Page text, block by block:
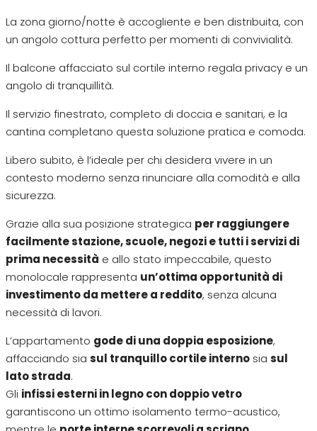
La zona giorno/notte è accogliente e ben distribuita, con
un angolo cottura perfetto per momenti di convivialità.
Il balcone affacciato sul cortile interno regala privacy e un
angolo di tranquillità.
Il servizio finestrato, completo di doccia e sanitari, e la
cantina completano questa soluzione pratica e comoda.
Libero subito, è l’ideale per chi desidera vivere in un
contesto moderno senza rinunciare alla comodità e alla
sicurezza.
Grazie alla sua posizione strategica per raggiungere
facilmente stazione, scuole, negozi e tutti i servizi di
prima necessità e allo stato impeccabile, questo
monolocale rappresenta un’ottima opportunità di
investimento da mettere a reddito, senza alcuna
necessità di lavori.
L’appartamento gode di una doppia esposizione,
affacciando sia sul tranquillo cortile interno sia sul
lato strada.
Gli infissi esterni in legno con doppio vetro
garantiscono un ottimo isolamento termo-acustico,